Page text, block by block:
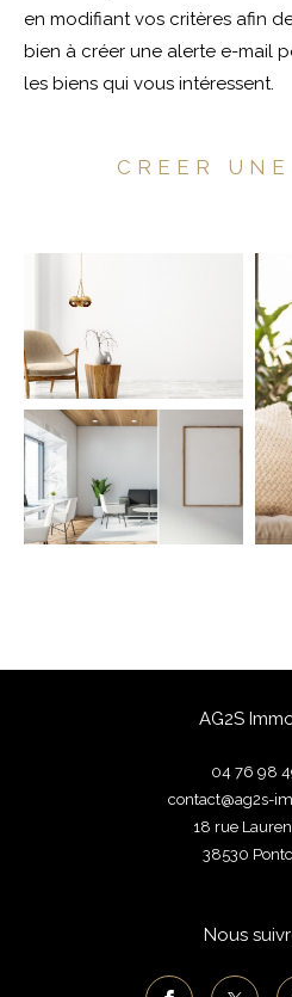
en modifiant vos critères afin
bien à créer une alerte e-mail
les biens qui vous intéressent.
CREER
AG2S
04 76 98
contact@ag2s-
18 rue
38530
Nous
1 3
Localisation
Parking